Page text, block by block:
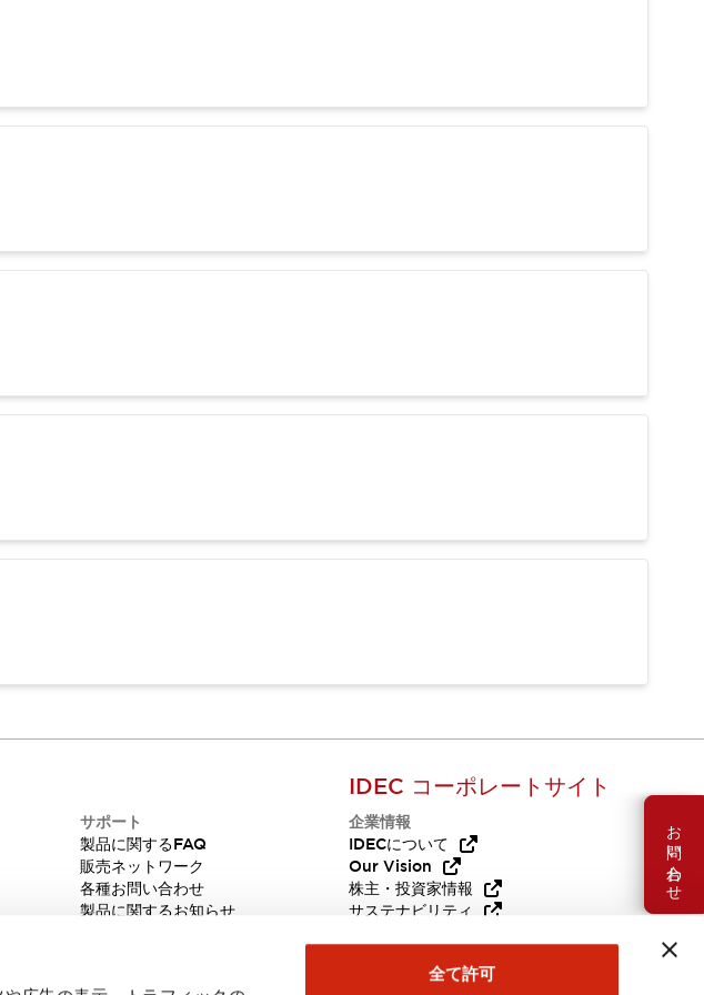
全て許可
お問い合わせ
サポート
製品に関するFAQ
販売ネットワーク
各種お問い合わせ
製品に関するお知らせ
IDEC コーポレートサイト
企業情報
IDECについて
Our Vision
株主・投資家情報
サステナビリティ